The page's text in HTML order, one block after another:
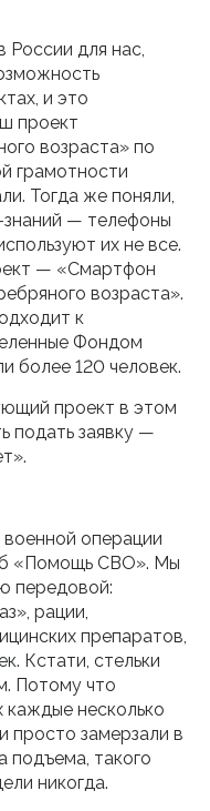
России для нас,
и это
проект
возраста» по
грамотности
Тогда же поняли,
— телефоны
их не все.
— «Смартфон
возраста».
к
Фондом
более 120 человек.
проект в этом
подать заявку —
операции
«Помощь СВО». Мы
передовой:
рации,
препаратов,
Кстати, стельки
Потому что
несколько
просто замерзали в
подъема, такого
никогда.